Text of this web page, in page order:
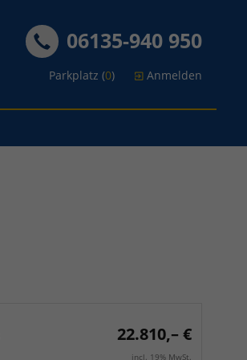
06135-940 950
Parkplatz (0) Anmelden
22.810,– €
incl. 19% MwSt.